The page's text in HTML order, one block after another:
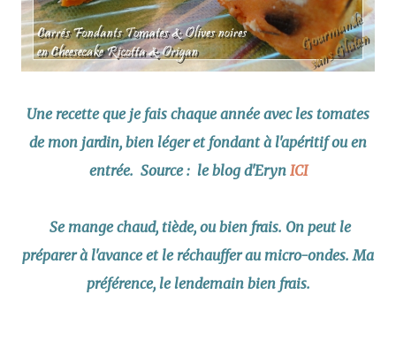
Une recette que je fais chaque année avec les tomates
de mon jardin, bien léger et fondant à l'apéritif ou en
entrée. Source : le blog d'Eryn ICI
Se mange chaud, tiède, ou bien frais. On peut le
préparer à l'avance et le réchauffer au micro-ondes. Ma
préférence, le lendemain bien frais.